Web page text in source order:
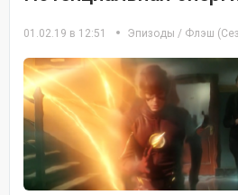
01.02.19 в 12:51 Эпизоды / Флэш